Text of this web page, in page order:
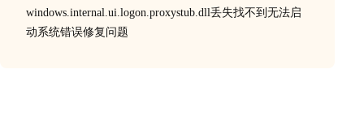
windows.internal.ui.logon.proxystub.dll丢失找不到无法启
动系统错误修复问题